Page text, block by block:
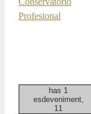
Profesional
has 1
esdeveniment,
11